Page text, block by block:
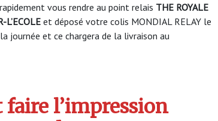
vous rendre au point relais THE ROYALE
L’ECOLE et déposé votre colis MONDIAL RELAY le
journée et ce chargera de la livraison au
l’impression